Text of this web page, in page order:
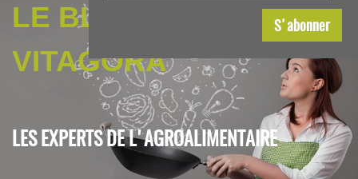
LE BLOG DE
VITAGORA
LES EXPERTS DE L'AGROALIMENTAIRE